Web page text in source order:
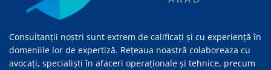
Consultanții noștri sunt extrem de calificați și cu experiență în
domeniile lor de expertiză. Rețeaua noastră colaboreaza cu
avocați, specialiști în afaceri operaționale și tehnice, precum